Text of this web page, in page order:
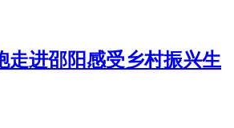
走进邵阳感受乡村振兴生